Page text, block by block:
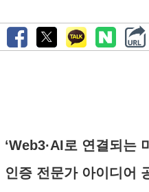
‘Web3·AI로 연결되는
인증 전문가 아이디어